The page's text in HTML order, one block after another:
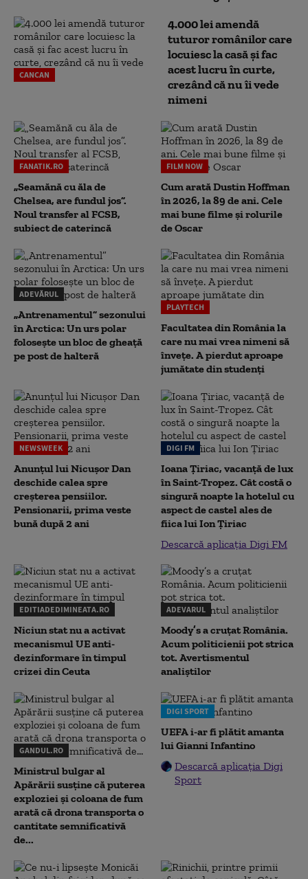
CANCAN
4.000 lei amendă
tuturor românilor care
locuiesc la casă și fac
acest lucru în curte,
crezând că nu îi vede
nimeni
FANATIK.RO
„Seamănă cu ăla de
Chelsea, are fundul jos”.
Noul transfer al FCSB,
subiect de caterincă
FILM NOW
Cum arată Dustin Hoffman
în 2026, la 89 de ani. Cele
mai bune filme și rolurile
de Oscar
ADEVĂRUL
„Antrenamentul” sezonului
în Arctica: Un urs polar
folosește un bloc de gheață
pe post de halteră
PLAYTECH
Facultatea din România la
care nu mai vrea nimeni să
înveţe. A pierdut aproape
jumătate din studenţi
NEWSWEEK
Anunțul lui Nicușor Dan
deschide calea spre
creșterea pensiilor.
Pensionarii, prima veste
bună după 2 ani
DIGI FM
Ioana Țiriac, vacanță de lux
în Saint-Tropez. Cât costă o
singură noapte la hotelul cu
aspect de castel ales de
fiica lui Ion Țiriac
Descarcă aplicația Digi FM
EDITIADEDIMINEATA.RO
Niciun stat nu a activat
mecanismul UE anti-
dezinformare în timpul
crizei din Ceuta
ADEVARUL
Moody’s a cruțat România.
Acum politicienii pot strica
tot. Avertismentul
analiștilor
GANDUL.RO
Ministrul bulgar al
Apărării susține că puterea
exploziei și coloana de fum
arată că drona transporta o
cantitate semnificativă
de...
DIGI SPORT
UEFA i-ar fi plătit amanta
lui Gianni Infantino
Descarcă aplicația Digi
Sport